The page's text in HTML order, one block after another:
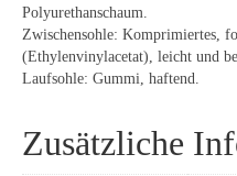
Textilhüte
Polyurethanschaum.
Zwischensohle: Komprimiertes,
(Ethylenvinylacetat), leicht und
Laufsohle: Gummi, haftend.
Zusätzliche